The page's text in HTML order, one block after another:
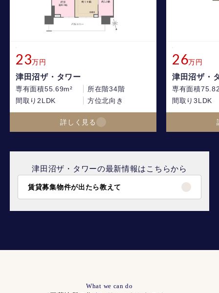
23万円
津田沼ザ・タワー
専有面積55.69m² 所在階34階
間取り 2LDK 方位北向き
詳しく見る
26万円
津田沼ザ・
専有面積
間取り3LDK
津田沼ザ・タワーの最新情報はこちらから
賃貸募集物件が出たら教えて
What we can do